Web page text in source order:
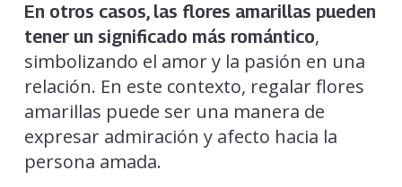
En otros casos, las flores amarillas pueden
tener un significado más romántico,
simbolizando el amor y la pasión en una
relación. En este contexto, regalar flores
amarillas puede ser una manera de
expresar admiración y afecto hacia la
persona amada.